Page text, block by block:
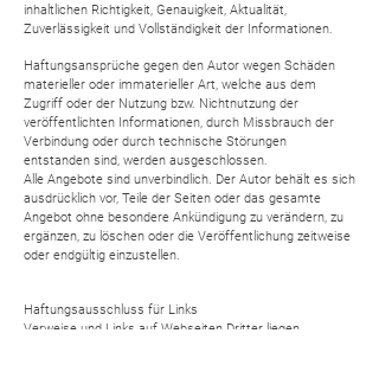
inhaltlichen Richtigkeit, Genauigkeit, Aktualität,
Zuverlässigkeit und Vollständigkeit der Informationen.
Haftungsansprüche gegen den Autor wegen Schäden
materieller oder immaterieller Art, welche aus dem
Zugriff oder der Nutzung bzw. Nichtnutzung der
veröffentlichten Informationen, durch Missbrauch der
Verbindung oder durch technische Störungen
entstanden sind, werden ausgeschlossen.
Alle Angebote sind unverbindlich. Der Autor behält es sich
ausdrücklich vor, Teile der Seiten oder das gesamte
Angebot ohne besondere Ankündigung zu verändern, zu
ergänzen, zu löschen oder die Veröffentlichung zeitweise
oder endgültig einzustellen.
Haftungsausschluss für Links
Verweise und Links auf Webseiten Dritter liegen